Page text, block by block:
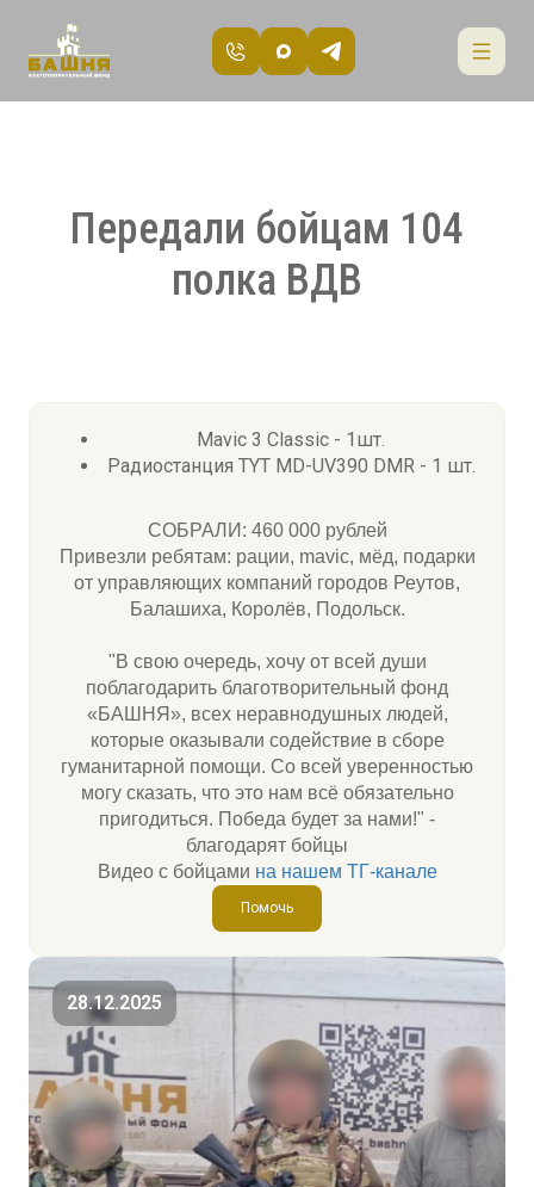
Передали бойцам 104
полка ВДВ
Mavic 3 Classic - 1шт.
Радиостанция TYT MD-UV390 DMR - 1 шт.
СОБРАЛИ: 460 000 рублей
Привезли ребятам: рации, mavic, мёд, подарки
от управляющих компаний городов Реутов,
Балашиха, Королёв, Подольск.
"В свою очередь, хочу от всей души
поблагодарить благотворительный фонд
«БАШНЯ», всех неравнодушных людей,
которые оказывали содействие в сборе
гуманитарной помощи. Со всей уверенностью
могу сказать, что это нам всё обязательно
пригодиться. Победа будет за нами!" -
благодарят бойцы
Видео с бойцами на нашем ТГ-канале
Помочь
28.12.2025